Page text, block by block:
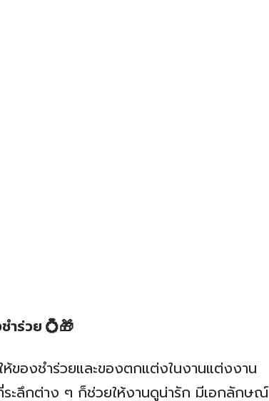
ำร่วย 💍🎁
ของชำร่วยและของตกแต่งในงานแต่งงาน
ะลึกต่าง ๆ ก็ช่วยให้งานดูน่ารัก มีเอกลักษณ์